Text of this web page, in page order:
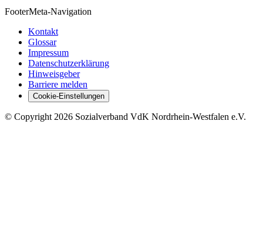
FooterMeta-Navigation
Kontakt
Glossar
Impressum
Datenschutzerklärung
Hinweisgeber
Barriere melden
Cookie-Einstellungen
© Copyright 2026 Sozialverband VdK Nordrhein-Westfalen e.V.